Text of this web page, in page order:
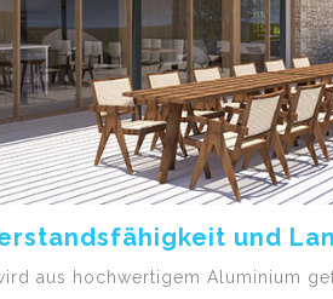
und
aus hochwertigem Aluminium